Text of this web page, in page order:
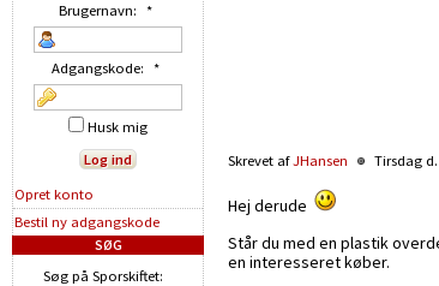
Skrevet afJHansen Tirsdag d.
Hej derude
Står du med en plastik
en interesseret køber.
Brugernavn: *
Adgangskode: *
Husk mig
Opret konto
Bestil ny adgangskode
SØG
Søg på Sporskiftet: